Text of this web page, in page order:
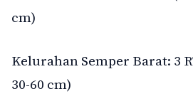
cm)
Kelurahan Semper Barat: 3
30-60 cm)